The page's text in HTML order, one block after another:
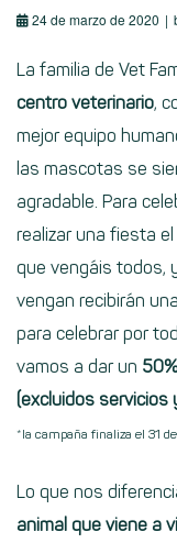
24 de marzo de 2020
La familia de Vet
centro veterinario,
mejor equipo
las mascotas se
agradable. Para
realizar una fiesta
que vengáis todos,
vengan recibirán
para celebrar por
vamos a dar un
(excluidos servicios
*la campaña finaliza el 31
Lo que nos
animal que viene a